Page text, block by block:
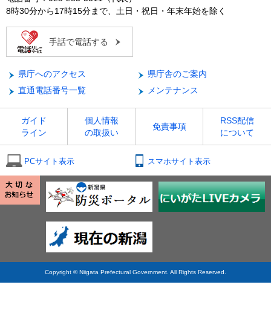
8時30分から17時15分まで、土日・祝日・年末年始を除く
手話で電話する
県庁へのアクセス
県庁舎のご案内
直通電話番号一覧
メンテナンス
ガイド
ライン
個人情報
の取扱い
免責事項
RSS配信
について
PCサイト表示 スマホサイト表示
Copyright © Niigata Prefectural Government. All Rights Reserved.